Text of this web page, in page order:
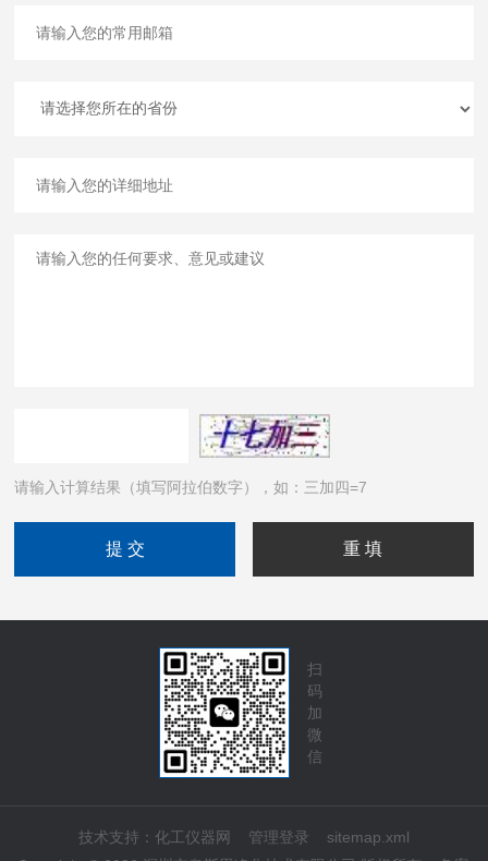
请输入计算结果（填写阿拉伯数字），如：三加四=7
扫
码
加
微
信
技术支持： 化工仪器网 管理登录
sitemap.xml